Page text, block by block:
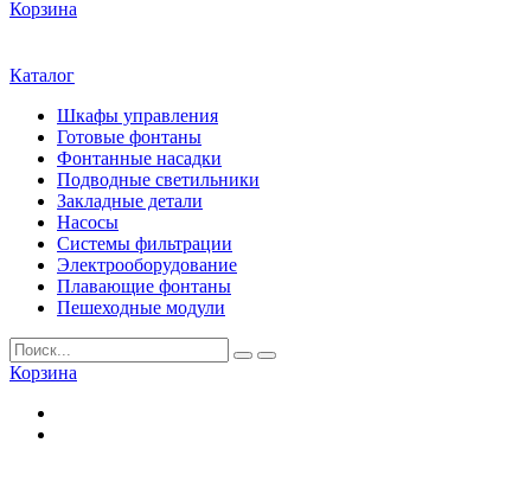
Корзина
Каталог
Шкафы управления
Готовые фонтаны
Фонтанные насадки
Подводные светильники
Закладные детали
Насосы
Системы фильтрации
Электрооборудование
Плавающие фонтаны
Пешеходные модули
Корзина